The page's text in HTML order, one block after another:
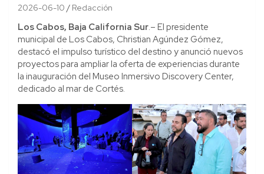
2026-06-10 Redacción
Los Cabos, Baja California Sur.– El presidente
municipal de Los Cabos, Christian Agúndez Gómez,
destacó el impulso turístico del destino y anunció nuevos
proyectos para ampliar la oferta de experiencias durante
la inauguración del Museo Inmersivo Discovery Center,
dedicado al mar de Cortés.